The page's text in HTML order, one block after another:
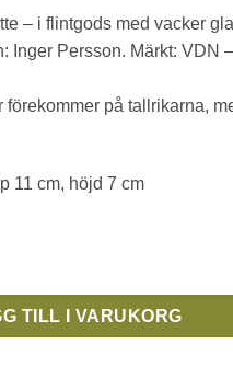
– i flintgods med vacker
Inger Persson. Märkt: VDN
på tallrikarna,
11 cm, höjd 7 cm
mängd
TILL I VARUKORG